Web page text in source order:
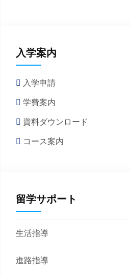
入学案内
入学申請
学費案内
資料ダウンロード
コース案内
留学サポート
生活指導
進路指導